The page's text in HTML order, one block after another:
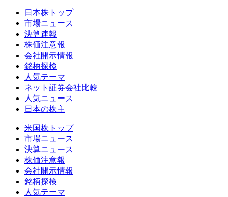
日本株トップ
市場ニュース
決算速報
株価注意報
会社開示情報
銘柄探検
人気テーマ
ネット証券会社比較
人気ニュース
日本の株主
米国株トップ
市場ニュース
決算ニュース
株価注意報
会社開示情報
銘柄探検
人気テーマ